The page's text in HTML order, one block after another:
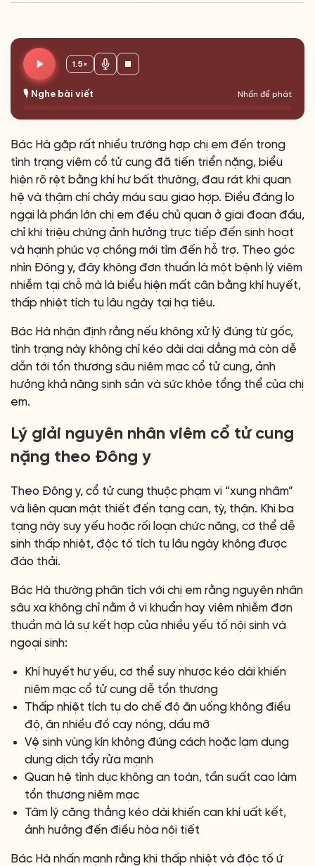
🎙️ Nghe bài viết Nhấn để phát
1.5×
Bác Hà gặp rất nhiều trường hợp chị em đến trong
tình trạng viêm cổ tử cung đã tiến triển nặng, biểu
hiện rõ rệt bằng khí hư bất thường, đau rát khi quan
hệ và thậm chí chảy máu sau giao hợp. Điều đáng lo
ngại là phần lớn chị em đều chủ quan ở giai đoạn đầu,
chỉ khi triệu chứng ảnh hưởng trực tiếp đến sinh hoạt
và hạnh phúc vợ chồng mới tìm đến hỗ trợ. Theo góc
nhìn Đông y, đây không đơn thuần là một bệnh lý viêm
nhiễm tại chỗ mà là biểu hiện mất cân bằng khí huyết,
thấp nhiệt tích tụ lâu ngày tại hạ tiêu.
Bác Hà nhận định rằng nếu không xử lý đúng từ gốc,
tình trạng này không chỉ kéo dài dai dẳng mà còn dễ
dẫn tới tổn thương sâu niêm mạc cổ tử cung, ảnh
hưởng khả năng sinh sản và sức khỏe tổng thể của chị
em.
Lý giải nguyên nhân viêm cổ tử cung
nặng theo Đông y
Theo Đông y, cổ tử cung thuộc phạm vi “xung nhâm”
và liên quan mật thiết đến tạng can, tỳ, thận. Khi ba
tạng này suy yếu hoặc rối loạn chức năng, cơ thể dễ
sinh thấp nhiệt, độc tố tích tụ lâu ngày không được
đào thải.
Bác Hà thường phân tích với chị em rằng nguyên nhân
sâu xa không chỉ nằm ở vi khuẩn hay viêm nhiễm đơn
thuần mà là sự kết hợp của nhiều yếu tố nội sinh và
ngoại sinh:
Khí huyết hư yếu, cơ thể suy nhược kéo dài khiến
niêm mạc cổ tử cung dễ tổn thương
Thấp nhiệt tích tụ do chế độ ăn uống không điều
độ, ăn nhiều đồ cay nóng, dầu mỡ
Vệ sinh vùng kín không đúng cách hoặc lạm dụng
dung dịch tẩy rửa mạnh
Quan hệ tình dục không an toàn, tần suất cao làm
tổn thương niêm mạc
Tâm lý căng thẳng kéo dài khiến can khí uất kết,
ảnh hưởng đến điều hòa nội tiết
Bác Hà nhấn mạnh rằng khi thấp nhiệt và độc tố ứ